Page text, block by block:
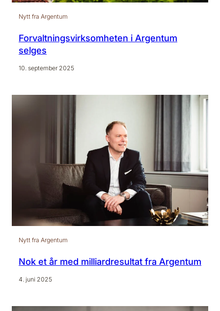
Nytt fra Argentum
Forvaltningsvirksomheten i Argentum
selges
10. september 2025
Nytt fra Argentum
Nok et år med milliardresultat fra Argentum
4. juni 2025